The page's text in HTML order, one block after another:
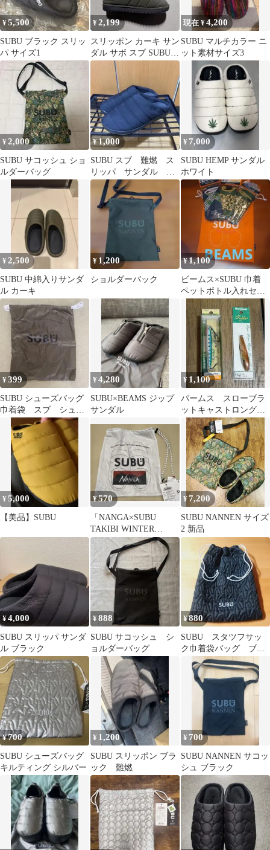
¥5,500
SUBU ブラック スリッ
パ サイズ1
¥2,199
スリッポン カーキ サン
ダル サボ スブ SUBU
靴 スニーカー
現在 ¥4,200
SUBU マルチカラー ニ
ット素材サイズ3
¥2,000
SUBU サコッシュ ショ
ルダーバッグ
¥1,000
SUBU スブ 難燃 ス
リッパ サンダル 裏
起毛 冬用 アウトド
アシューズ
¥ 7,000
SUBU HEMP サンダル
ホワイト
¥ 2,500
SUBU 中綿入りサンダ
ル カーキ
¥ 1,200
ショルダーバック
¥1,100
ビームス×SUBU 巾着
ペットボトル入れセッ
¥399
SUBU シューズバッグ
巾着袋 スブ シュー
ズケース 靴入れ
¥4,280
SUBU×BEAMS ジップ
サンダル
¥ 1,100
パームス スローブラ
ットキャストロング
10g アイビーライン
ギーガ 15g
¥5,000
【美品】SUBU
¥570
「NANGA×SUBU
TAKIBI WINTER
SANDAL」メッシュ巾
着袋
¥7,200
SUBU NANNEN サイズ
2 新品
¥4,000
SUBU スリッパ サンダ
ル ブラック
¥888
SUBU サコッシュ シ
ョルダーバッグ
¥880
SUBU スタツフサッ
ク巾着袋バッグ ブラ
ック キルティング
¥700
SUBU シューズバッグ
キルティング シルバー
¥ 1,200
SUBU スリッポン ブラ
ック 難燃
¥ 700
SUBU NANNEN サコッ
シュ ブラック